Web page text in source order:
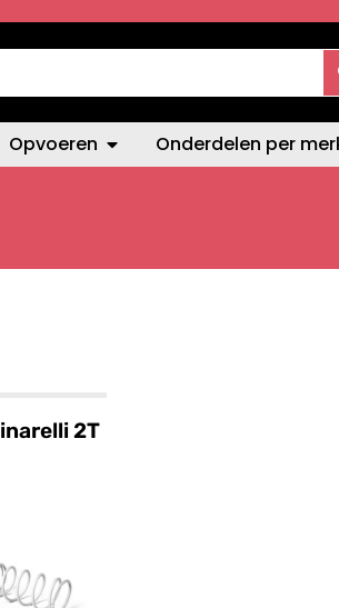
Opvoeren Onderdelen per
2T